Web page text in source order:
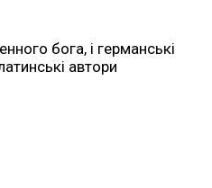
бога, і германські
автори